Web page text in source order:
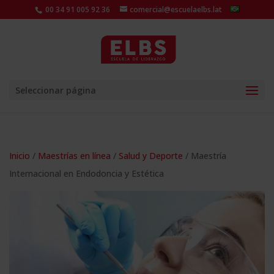
00 34 91 005 92 36 comercial@escuelaelbs.lat
Seleccionar página
Inicio / Maestrías en línea / Salud y Deporte / Maestría
Internacional en Endodoncia y Estética